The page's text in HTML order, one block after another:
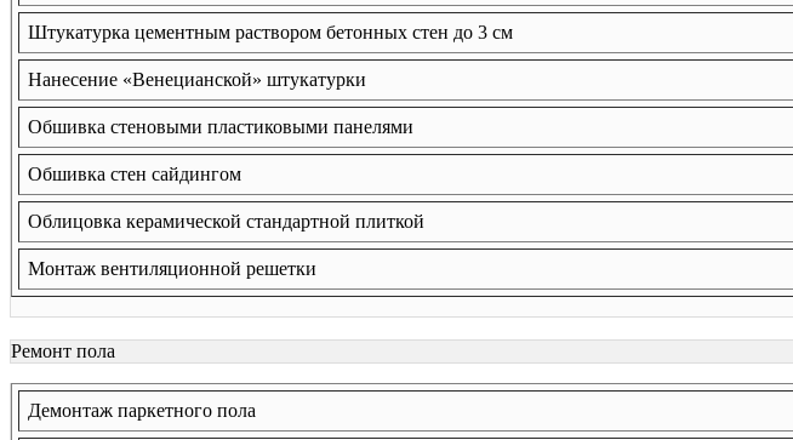
Штукатурка цементным раствором бетонных стен до 3 см
Нанесение «Венецианской» штукатурки
Обшивка стеновыми пластиковыми панелями
Обшивка стен сайдингом
Облицовка керамической стандартной плиткой
Монтаж вентиляционной решетки
Ремонт пола
Демонтаж паркетного пола